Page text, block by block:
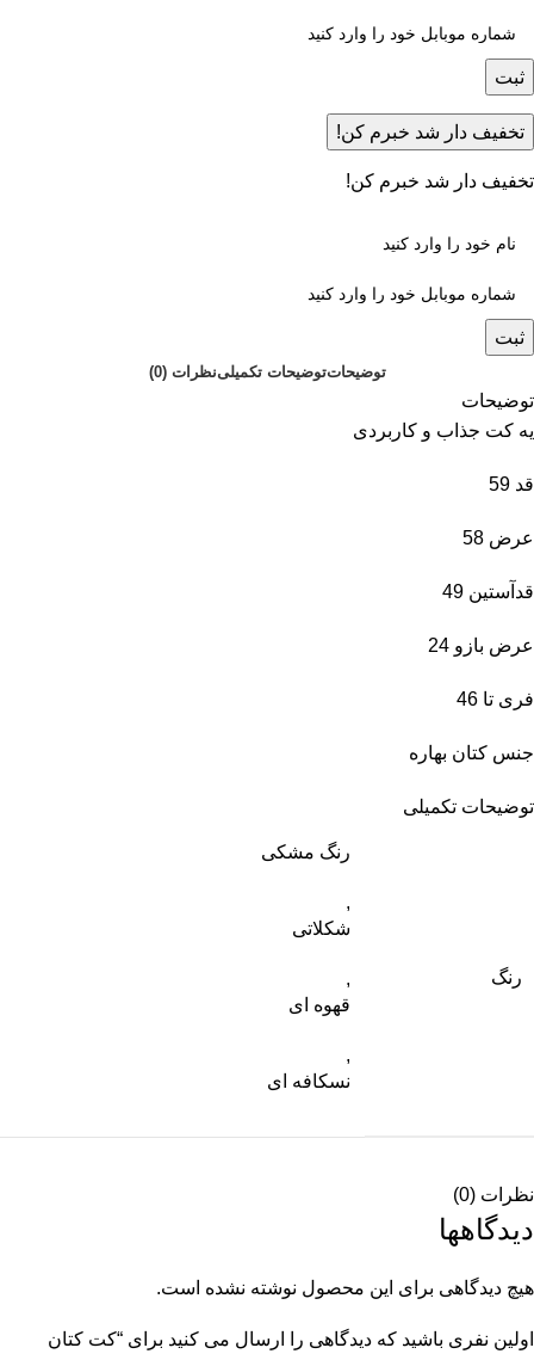
ثبت
تخفیف دار شد خبرم کن!
تخفیف دار شد خبرم کن!
ثبت
توضیحاتتوضیحات تکمیلینظرات (0)
توضیحات
یه کت جذاب و کاربردی
قد 59
عرض 58
قدآستین 49
عرض بازو 24
فری تا 46
جنس کتان بهاره
توضیحات تکمیلی
رنگ
رنگ مشکی
,
شکلاتی
,
قهوه ای
,
نسکافه ای
نظرات (0)
دیدگاهها
هیچ دیدگاهی برای این محصول نوشته نشده است.
اولین نفری باشید که دیدگاهی را ارسال می کنید برای “کت کتان